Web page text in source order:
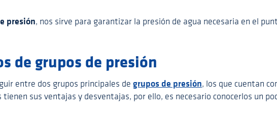
presión, nos sirve para garantizar la presión de agua necesaria en el
de grupos de presión
entre dos grupos principales de grupos de presión, los que cuentan
sus ventajas y desventajas, por ello, es necesario conocerlos un